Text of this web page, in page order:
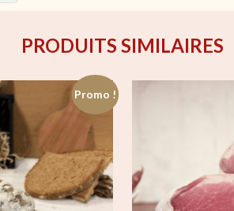
PRODUITS SIMILAIRES
Promo !